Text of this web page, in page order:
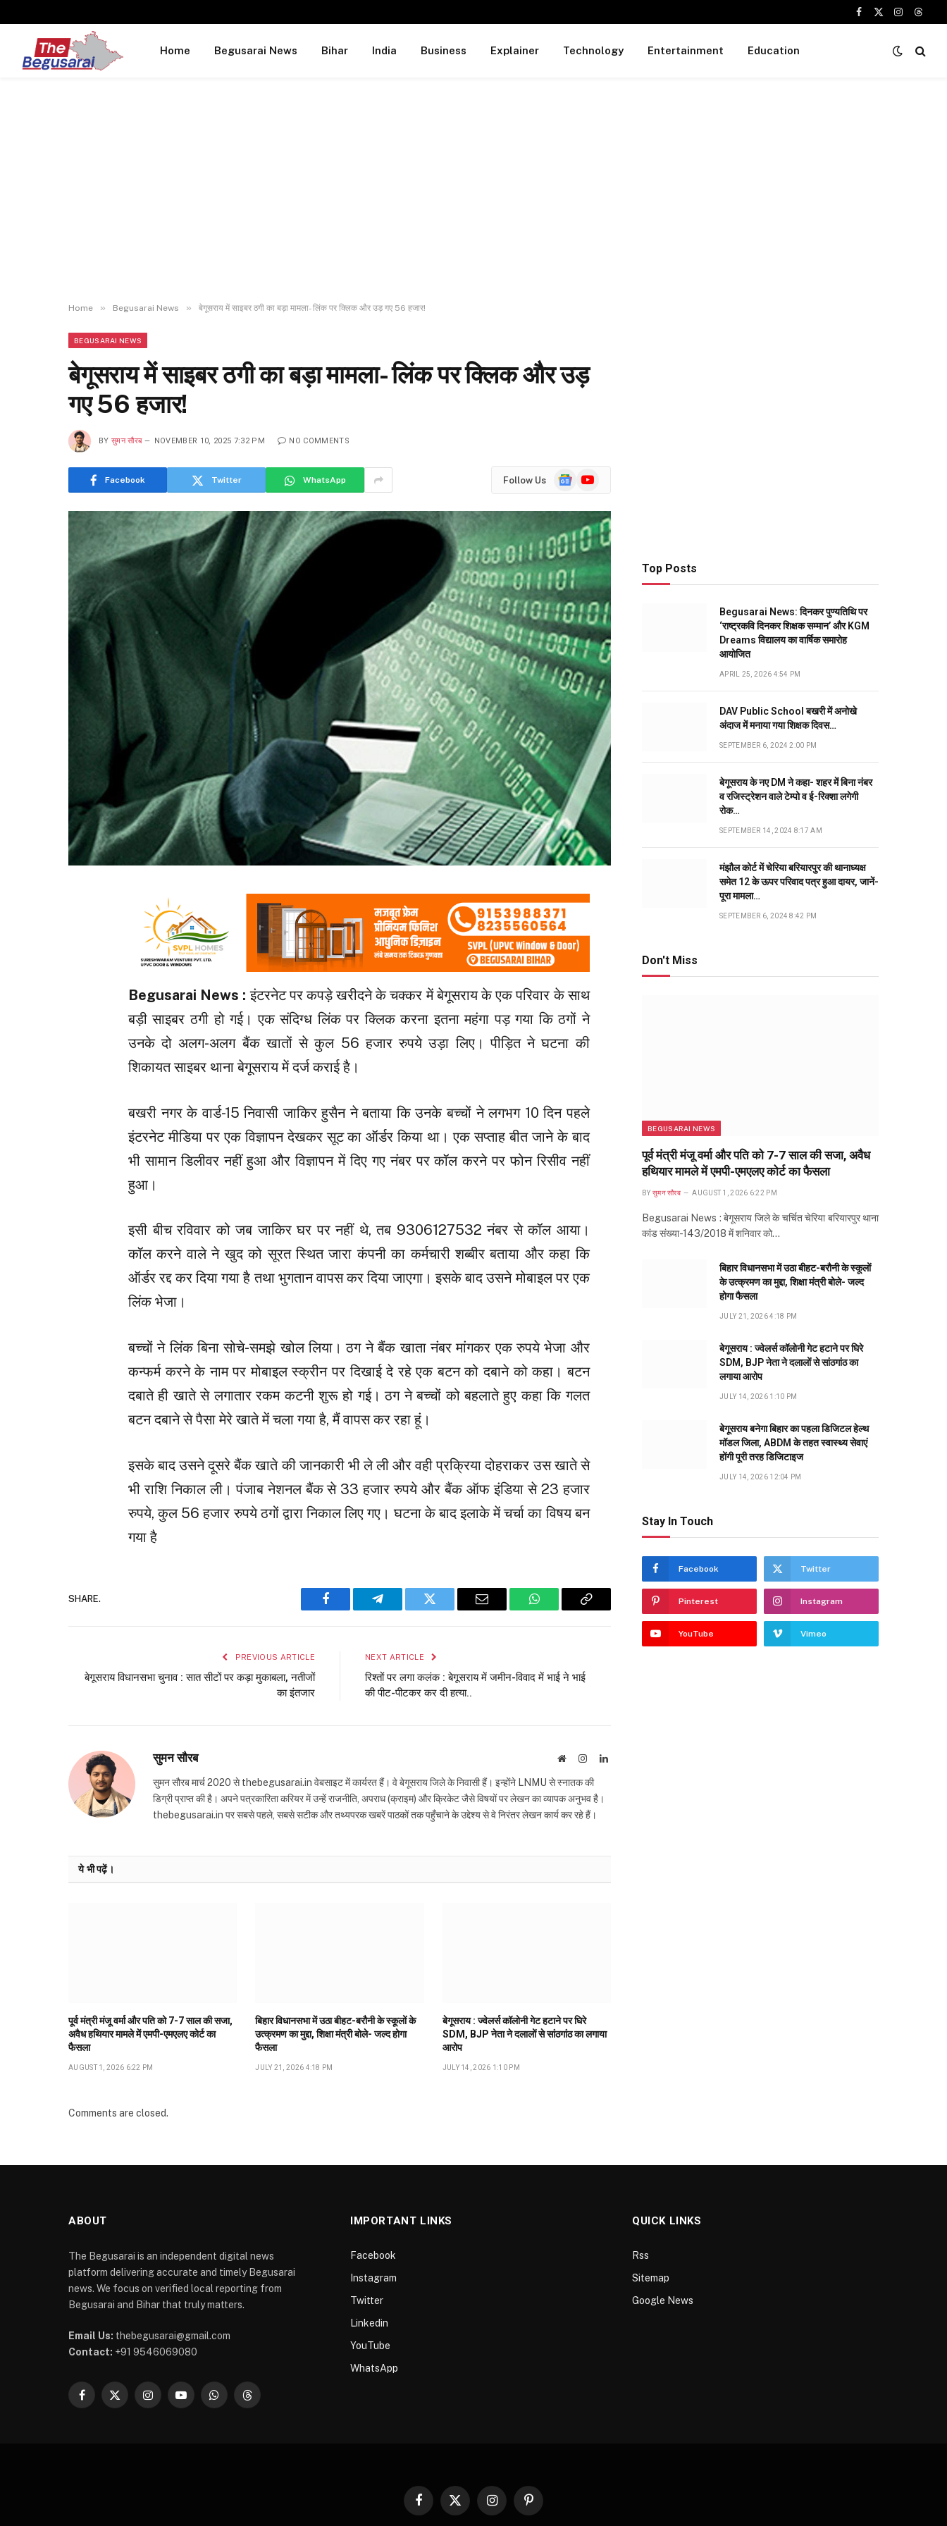
Facebook
X
Instagram
Home Begusarai News Bihar India Business Explainer Technology Entertainment Education
Home » Begusarai News » बेगूसराय में साइबर ठगी का बड़ा मामला- लिंक पर क्लिक और उड़ गए 56 हजार!
BEGUSARAI NEWS
बेगूसराय में साइबर ठगी का बड़ा मामला- लिंक पर क्लिक और उड़
गए 56 हजार!
BY सुमन सौरब NOVEMBER 10, 2025 7:32 PM NO COMMENTS
Facebook Twitter WhatsApp Follow Us
GoogleYouTube
Begusarai News : इंटरनेट पर कपड़े खरीदने के चक्कर में बेगूसराय के एक परिवार के साथ
बड़ी साइबर ठगी हो गई। एक संदिग्ध लिंक पर क्लिक करना इतना महंगा पड़ गया कि ठगों ने
उनके दो अलग-अलग बैंक खातों से कुल 56 हजार रुपये उड़ा लिए। पीड़ित ने घटना की
शिकायत साइबर थाना बेगूसराय में दर्ज कराई है।
बखरी नगर के वार्ड-15 निवासी जाकिर हुसैन ने बताया कि उनके बच्चों ने लगभग 10 दिन पहले
इंटरनेट मीडिया पर एक विज्ञापन देखकर सूट का ऑर्डर किया था। एक सप्ताह बीत जाने के बाद
भी सामान डिलीवर नहीं हुआ और विज्ञापन में दिए गए नंबर पर कॉल करने पर फोन रिसीव नहीं
हुआ।
इसी बीच रविवार को जब जाकिर घर पर नहीं थे, तब 9306127532 नंबर से कॉल आया।
कॉल करने वाले ने खुद को सूरत स्थित जारा कंपनी का कर्मचारी शब्बीर बताया और कहा कि
ऑर्डर रद्द कर दिया गया है तथा भुगतान वापस कर दिया जाएगा। इसके बाद उसने मोबाइल पर एक
लिंक भेजा।
बच्चों ने लिंक बिना सोचे-समझे खोल लिया। ठग ने बैंक खाता नंबर मांगकर एक रुपये भेजा और
कन्फर्म करने के नाम पर मोबाइल स्क्रीन पर दिखाई दे रहे एक बटन को दबाने को कहा। बटन
दबाते ही खाते से लगातार रकम कटनी शुरू हो गई। ठग ने बच्चों को बहलाते हुए कहा कि गलत
बटन दबाने से पैसा मेरे खाते में चला गया है, मैं वापस कर रहा हूं।
इसके बाद उसने दूसरे बैंक खाते की जानकारी भी ले ली और वही प्रक्रिया दोहराकर उस खाते से
भी राशि निकाल ली। पंजाब नेशनल बैंक से 33 हजार रुपये और बैंक ऑफ इंडिया से 23 हजार
रुपये, कुल 56 हजार रुपये ठगों द्वारा निकाल लिए गए। घटना के बाद इलाके में चर्चा का विषय बन
गया है
SHARE.
Facebook Telegram Twitter Email WhatsAppCopy
PREVIOUS ARTICLE
बेगूसराय विधानसभा चुनाव : सात सीटों पर कड़ा मुकाबला, नतीजों
का इंतजार
NEXT ARTICLE
रिश्तों पर लगा कलंक : बेगूसराय में जमीन-विवाद में भाई ने भाई
की पीट-पीटकर कर दी हत्या..
सुमन सौरब WebsiteInstagramLinkedIn
सुमन सौरब मार्च 2020 से thebegusarai.in वेबसाइट में कार्यरत हैं। वे बेगूसराय जिले के निवासी हैं। इन्होंने LNMU से स्नातक की
डिग्री प्राप्त की है। अपने पत्रकारिता करियर में उन्हें राजनीति, अपराध (क्राइम) और क्रिकेट जैसे विषयों पर लेखन का व्यापक अनुभव है।
thebegusarai.in पर सबसे पहले, सबसे सटीक और तथ्यपरक खबरें पाठकों तक पहुँचाने के उद्देश्य से वे निरंतर लेखन कार्य कर रहे हैं।
ये भी पढ़ें।
पूर्व मंत्री मंजू वर्मा और पति को 7-7 साल की सजा,
अवैध हथियार मामले में एमपी-एमएलए कोर्ट का
फैसला
AUGUST 1, 2026 6:22 PM
बिहार विधानसभा में उठा बीहट-बरौनी के स्कूलों के
उत्क्रमण का मुद्दा, शिक्षा मंत्री बोले- जल्द होगा
फैसला
JULY 21, 2026 4:18 PM
बेगूसराय : ज्वेलर्स कॉलोनी गेट हटाने पर घिरे
SDM, BJP नेता ने दलालों से सांठगांठ का लगाया
आरोप
JULY 14, 2026 1:10 PM
Comments are closed.
Top Posts
Begusarai News: दिनकर पुण्यतिथि पर
‘राष्ट्रकवि दिनकर शिक्षक सम्मान’ और KGM
Dreams विद्यालय का वार्षिक समारोह
आयोजित
APRIL 25, 2026 4:54 PM
DAV Public School बखरी में अनोखे
अंदाज में मनाया गया शिक्षक दिवस…
SEPTEMBER 6, 2024 2:00 PM
बेगूसराय के नए DM ने कहा- शहर में बिना नंबर
व रजिस्ट्रेशन वाले टेम्पो व ई-रिक्शा लगेगी
रोक…
SEPTEMBER 14, 2024 8:17 AM
मंझौल कोर्ट में चेरिया बरियारपुर की थानाध्यक्ष
समेत 12 के ऊपर परिवाद पत्र हुआ दायर, जानें-
पूरा मामला…
SEPTEMBER 6, 2024 8:42 PM
Don't Miss
BEGUSARAI NEWS
पूर्व मंत्री मंजू वर्मा और पति को 7-7 साल की सजा, अवैध
हथियार मामले में एमपी-एमएलए कोर्ट का फैसला
BY सुमन सौरब AUGUST 1, 2026 6:22 PM
Begusarai News : बेगूसराय जिले के चर्चित चेरिया बरियारपुर थाना
कांड संख्या-143/2018 में शनिवार को…
बिहार विधानसभा में उठा बीहट-बरौनी के स्कूलों
के उत्क्रमण का मुद्दा, शिक्षा मंत्री बोले- जल्द
होगा फैसला
JULY 21, 2026 4:18 PM
बेगूसराय : ज्वेलर्स कॉलोनी गेट हटाने पर घिरे
SDM, BJP नेता ने दलालों से सांठगांठ का
लगाया आरोप
JULY 14, 2026 1:10 PM
बेगूसराय बनेगा बिहार का पहला डिजिटल हेल्थ
मॉडल जिला, ABDM के तहत स्वास्थ्य सेवाएं
होंगी पूरी तरह डिजिटाइज
JULY 14, 2026 12:04 PM
Stay In Touch
Facebook Twitter
Pinterest Instagram
YouTube Vimeo
ABOUT
The Begusarai is an independent digital news
platform delivering accurate and timely Begusarai
news. We focus on verified local reporting from
Begusarai and Bihar that truly matters.
Email Us: thebegusarai@gmail.com
Contact: +91 9546069080
Facebook
X
InstagramYouTubeWhatsAppThreads
IMPORTANT LINKS
Facebook
Instagram
Twitter
Linkedin
YouTube
WhatsApp
QUICK LINKS
Rss
Sitemap
Google News
Facebook
X
InstagramPinterest